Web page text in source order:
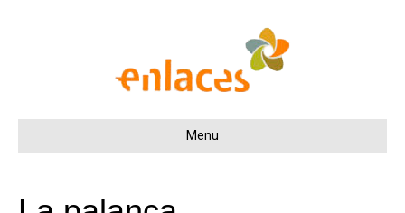
Menu